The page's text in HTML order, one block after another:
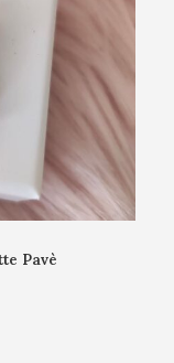
Pavè